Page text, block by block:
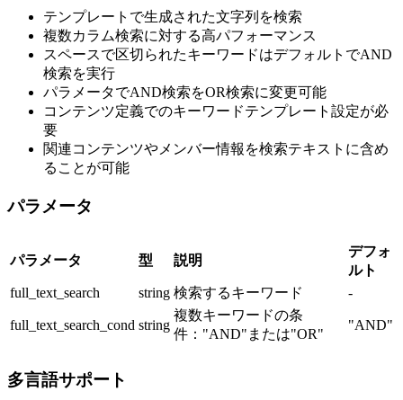
テンプレートで生成された文字列を検索
複数カラム検索に対する高パフォーマンス
スペースで区切られたキーワードはデフォルトでAND
検索を実行
パラメータでAND検索をOR検索に変更可能
コンテンツ定義でのキーワードテンプレート設定が必
要
関連コンテンツやメンバー情報を検索テキストに含め
ることが可能
パラメータ
パラメータ 型 説明
デフォ
ルト
full_text_search
string 検索するキーワード -
full_text_search_cond string
複数キーワードの条
件："AND"または"OR"
"AND"
多言語サポート